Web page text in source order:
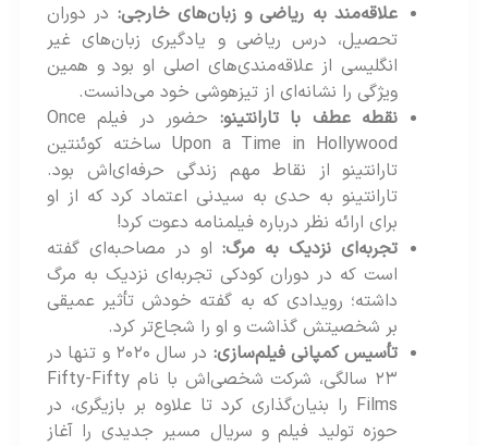
علاقه‌مند به ریاضی و زبان‌های خارجی:در دوران
تحصیل، درس ریاضی و یادگیری زبان‌های غیر
انگلیسی از علاقه‌مندی‌های اصلی او بود و همین
ویژگی را نشانه‌ای از تیزهوشی خود می‌دانست.
نقطه عطف با تارانتینو:
حضور در فیلم Once
Upon a Time in Hollywood ساخته کوئنتین
تارانتینو از نقاط مهم زندگی حرفه‌ای‌اش بود.
تارانتینو به حدی به سیدنی اعتماد کرد که از او
برای ارائه نظر درباره فیلمنامه دعوت کرد!
تجربه‌ای نزدیک به مرگ:او در مصاحبه‌ای گفته
است که در دوران کودکی تجربه‌ای نزدیک به مرگ
داشته؛ رویدادی که به گفته خودش تأثیر عمیقی
بر شخصیتش گذاشت و او را شجاع‌تر کرد.
تأسیس کمپانی فیلم‌سازی:
در سال ۲۰۲۰ و تنها در
۲۳ سالگی، شرکت شخصی‌اش با نام Fifty-Fifty
Films را بنیان‌گذاری کرد تا علاوه بر بازیگری، در
حوزه تولید فیلم و سریال مسیر جدیدی را آغاز